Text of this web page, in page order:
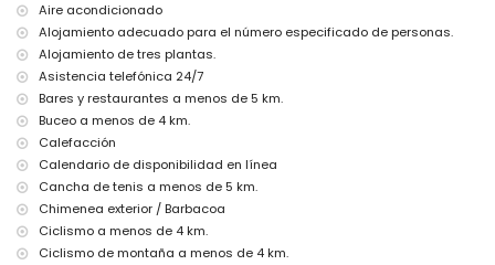
playa más cercana: Cala Moraig (a menos de 4 kilómetros de la
villa)
puerto más cercano: El Portet, Moraira (a menos de 10 kilómetros de la
villa)
parque más cercano: Circle Park, Moraira (a menos de 10 kilómetros
de la villa)
aeropuerto más cercano: Alicante (a menos de 100 kilómetros de la
villa)
segundo aeropuerto más cercano: Valencia (> 100 kilómetros)
no se permiten mascotas
El alojamiento es muy adecuado para familias con niños
Instalaciones y servicios incluidos en el precio del alquiler de la
villa
Aire acondicionado
Alojamiento adecuado para el número especificado de personas.
Alojamiento de tres plantas.
Asistencia telefónica 24/7
Bares y restaurantes a menos de 5 km.
Buceo a menos de 4 km.
Calefacción
Calendario de disponibilidad en línea
Cancha de tenis a menos de 5 km.
Chimenea exterior / Barbacoa
Ciclismo a menos de 4 km.
Ciclismo de montaña a menos de 4 km.